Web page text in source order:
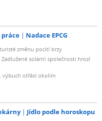
Nadace EPCG
změnu pocítí brzy
solární společnosti hrozí
výbuch otřásl okolím
Jídlo podle horoskopu